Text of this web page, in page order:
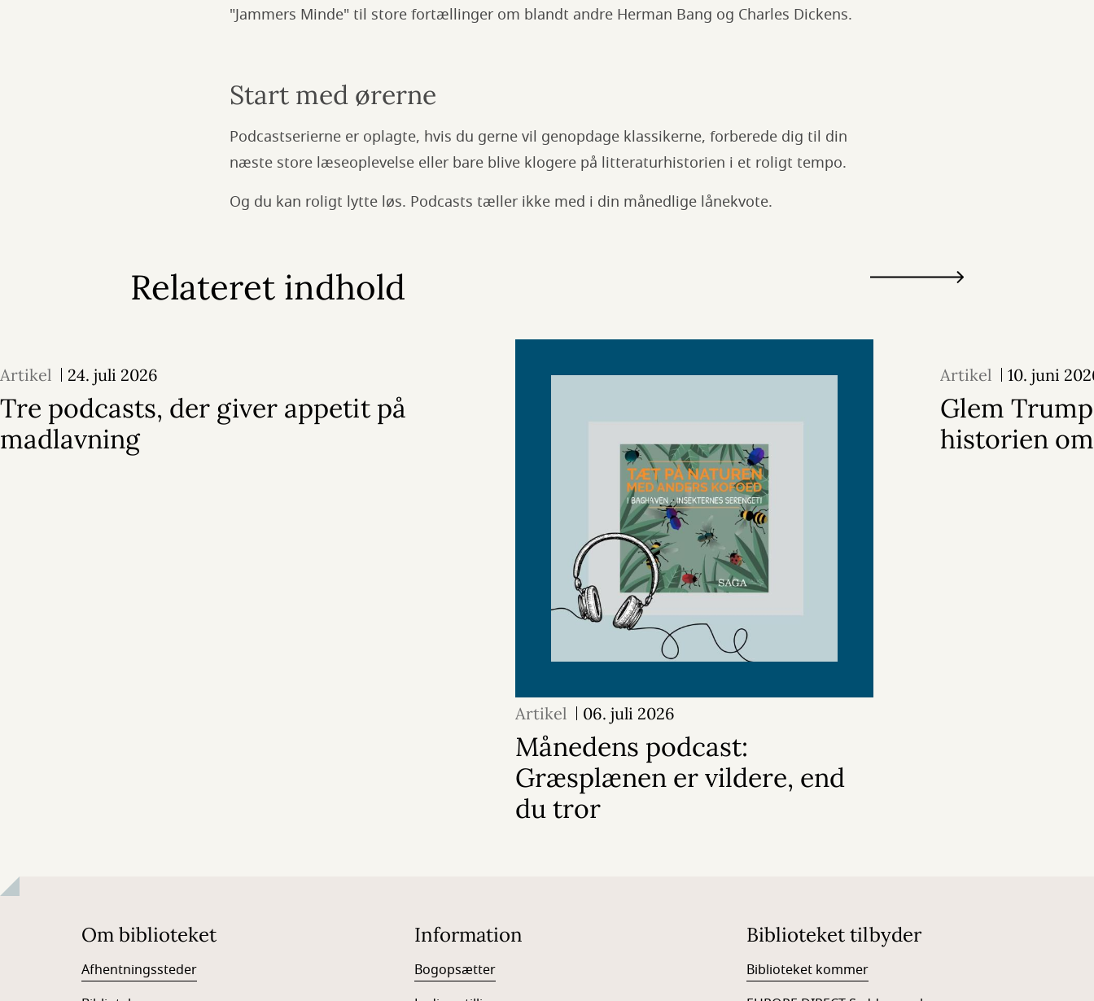
"Jammers Minde" til store fortællinger om blandt andre Herman Bang og Charles Dickens.
Start med ørerne
Podcastserierne er oplagte, hvis du gerne vil genopdage klassikerne, forberede dig til din
næste store læseoplevelse eller bare blive klogere på litteraturhistorien i et roligt tempo.
Og du kan roligt lytte løs. Podcasts tæller ikke med i din månedlige lånekvote.
Relateret indhold
Artikel 24. juli 2026
Tre podcasts, der giver appetit på
madlavning
Artikel 06. juli 2026
Månedens podcast:
Græsplænen er vildere, end
du tror
Artikel 10. juni
Glem
historien
Om biblioteket
Afhentningssteder
Information
Bogopsætter
Biblioteket tilbyder
Biblioteket kommer